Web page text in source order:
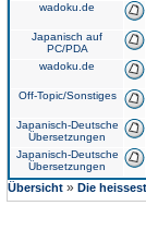
wadoku.de
Japanisch auf
PC/PDA
wadoku.de
Off-Topic/Sonstiges
Japanisch-Deutsche
Übersetzungen
Japanisch-Deutsche
Übersetzungen
Übersicht » Die